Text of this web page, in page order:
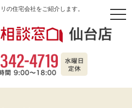
の住宅会社をご紹介します。